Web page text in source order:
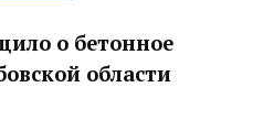
о бетонное
области